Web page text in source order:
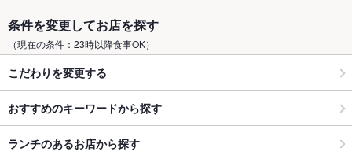
条件を変更してお店を探す
（現在の条件：23時以降食事OK）
こだわりを変更する
おすすめのキーワードから探す
ランチのあるお店から探す